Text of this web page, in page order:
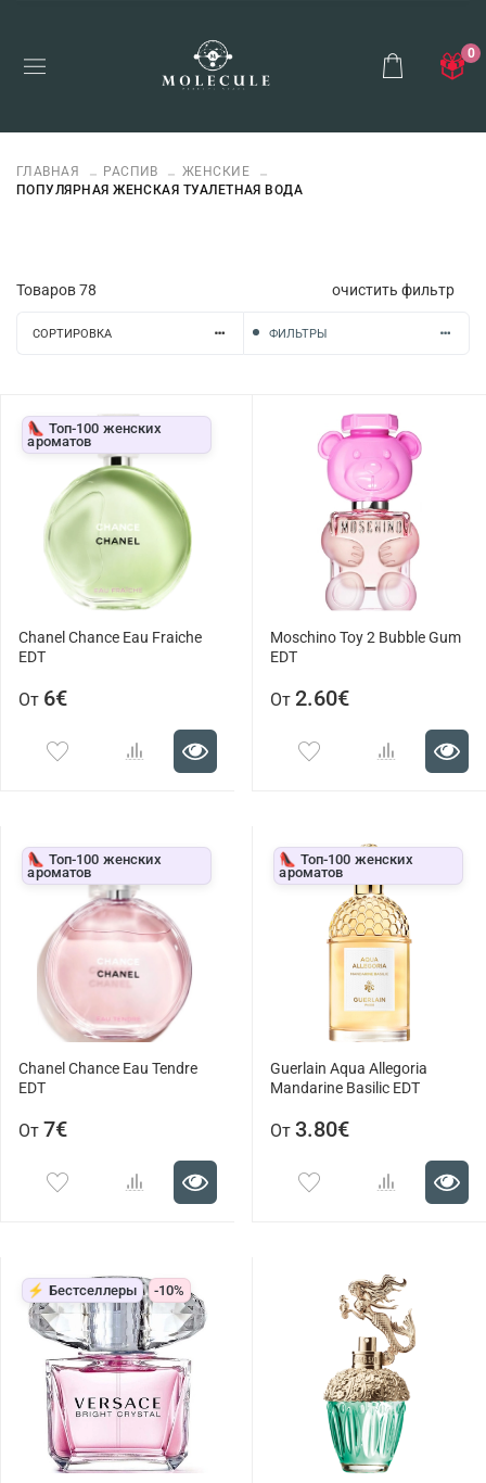
0
ГЛАВНАЯ РАСПИВ
ЖЕНСКИЕ
ПОПУЛЯРНАЯ ЖЕНСКАЯ ТУАЛЕТНАЯ ВОДА
Товаров78 очистить фильтр
СОРТИРОВКА ФИЛЬТРЫ
👠 Топ-100 женских
ароматов
Chanel Chance Eau Fraiche
EDT
От 6€
Moschino Toy 2 Bubble Gum
EDT
От 2.60€
👠 Топ-100 женских
ароматов
Chanel Chance Eau Tendre
EDT
От 7€
👠 Топ-100 женских
ароматов
Guerlain Aqua Allegoria
Mandarine Basilic EDT
От 3.80€
⚡ Бестселлеры -10%